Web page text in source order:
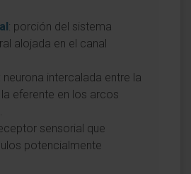
: porción del sistema
alojada en el canal
: neurona intercalada entre la
eferente en los arcos
sensorial que
potencialmente